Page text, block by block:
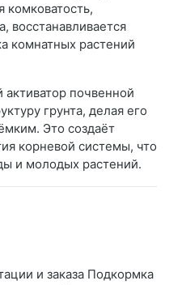
комковатость,
восстанавливается
комнатных растений
почвенной
грунта, делая его
Это создаёт
корневой системы, что
и молодых растений.
и заказа Подкормка